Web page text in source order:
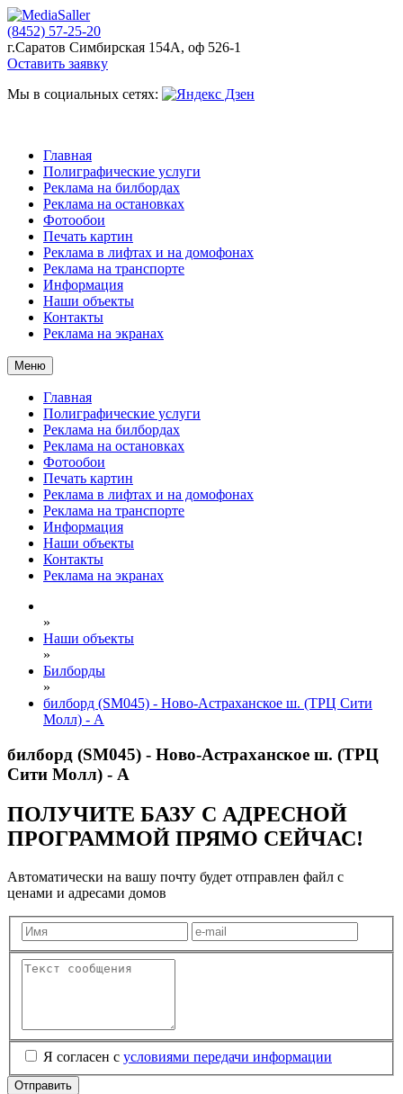
(8452) 57-25-20
г.Саратов Симбирская 154А, оф 526-1
Оставить заявку
Мы в социальных сетях:
Главная
Полиграфические услуги
Реклама на билбордах
Реклама на остановках
Фотообои
Печать картин
Реклама в лифтах и на домофонах
Реклама на транспорте
Информация
Наши объекты
Контакты
Реклама на экранах
Меню
Главная
Полиграфические услуги
Реклама на билбордах
Реклама на остановках
Фотообои
Печать картин
Реклама в лифтах и на домофонах
Реклама на транспорте
Информация
Наши объекты
Контакты
Реклама на экранах
»
Наши объекты
»
Билборды
»
билборд (SM045) - Ново-Астраханское ш. (ТРЦ Сити
Молл) - А
билборд (SM045) - Ново-Астраханское ш. (ТРЦ
Сити Молл) - А
ПОЛУЧИТЕ БАЗУ С АДРЕСНОЙ
ПРОГРАММОЙ ПРЯМО СЕЙЧАС!
Автоматически на вашу почту будет отправлен файл с
ценами и адресами домов
Я согласен с условиями передачи информации
Отправить